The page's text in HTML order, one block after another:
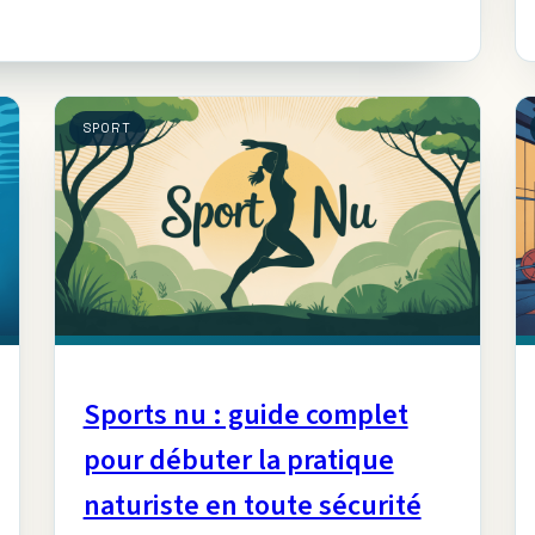
SPORT
Sports nu : guide complet
pour débuter la pratique
naturiste en toute sécurité